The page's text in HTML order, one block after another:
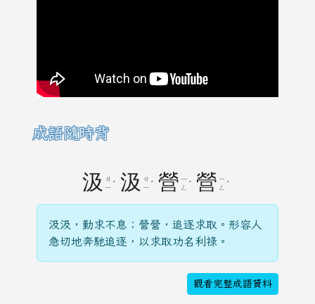
成語隨時背
汲
ㄐ
ㄧ ˊ 汲
ㄐ
ㄧ ˊ 營 ㄧ
ㄥ
ˊ 營 ㄧ
ㄥ
ˊ
汲汲，勤求不息；營營，追逐求取。形容人
急切地奔馳追逐，以求取功名利祿。
觀看完整成語資料